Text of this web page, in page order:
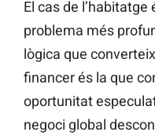
El cas de l’habitatge
problema més
lògica que
financer és la que
oportunitat
negoci global